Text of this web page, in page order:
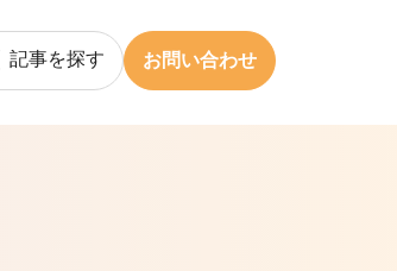
記事を探す お問い合わせ